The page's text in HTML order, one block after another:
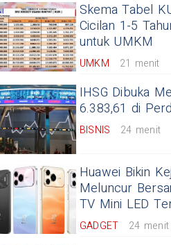
Skema Tabel
Cicilan 1-5
untuk UMKM
UMKM 21 menit
IHSG Dibuka
6.383,61 di
BISNIS 24 menit
Huawei Bikin
Meluncur
TV Mini LED
GADGET 24 menit